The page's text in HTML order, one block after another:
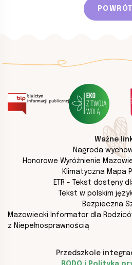
POWRÓT
Ważne
Nagroda
Honorowe Wyróżnienie
Klimatyczna Mapa
ETR - Tekst dostęny
Tekst w polskim
Bezpieczna
Mazowiecki Informator dla
z Niepełnosprawnością
Przedszkole